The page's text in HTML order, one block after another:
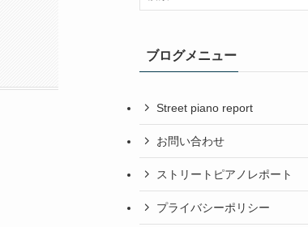
ブログメニュー
Street piano report
お問い合わせ
ストリートピアノレポート
プライバシーポリシー